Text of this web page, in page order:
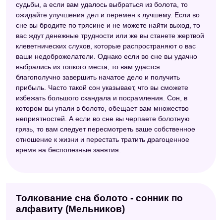
судьбы, а если вам удалось выбраться из болота, то
ожидайте улучшения дел и перемен к лучшему. Если во
сне вы бродите по трясине и не можете найти выход, то
вас ждут денежные трудности или же вы станете жертвой
клеветнических слухов, которые распространяют о вас
ваши недоброжелатели. Однако если во сне вы удачно
выбрались из топкого места, то вам удастся
благополучно завершить начатое дело и получить
прибыль. Часто такой сон указывает, что вы сможете
избежать большого скандала и посрамления. Сон, в
котором вы упали в болото, обещает вам множество
неприятностей. А если во сне вы черпаете болотную
грязь, то вам следует пересмотреть ваше собственное
отношение к жизни и перестать тратить драгоценное
время на бесполезные занятия.
Толкование сна болото - сонник по
алфавиту (Мельников)